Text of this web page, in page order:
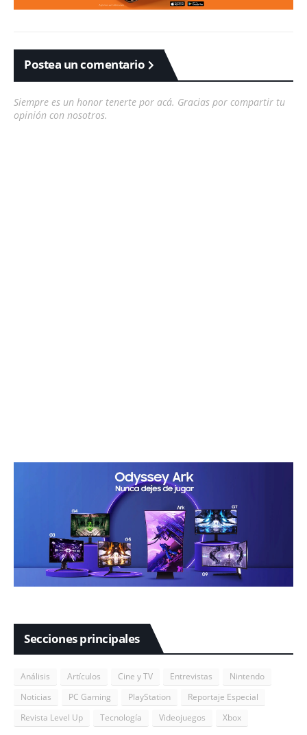
Postea un comentario
Siempre es un honor tenerte por acá. Gracias por compartir tu
opinión con nosotros.
Secciones principales
Análisis Artículos Cine y TV Entrevistas
Nintendo
Noticias
PC Gaming PlayStation
Reportaje Especial
Revista Level Up
Tecnología Videojuegos Xbox